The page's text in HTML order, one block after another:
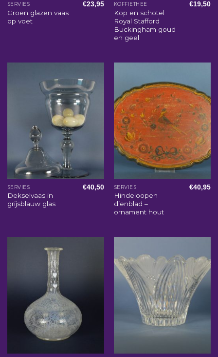
SERVIES
Groen glazen vaas
op voet
€23,95 KOFFIETHEE
Kop en schotel
Royal Stafford
Buckingham goud
en geel
€19,50
SERVIES
Dekselvaas in
grijsblauw glas
€40,50 SERVIES
Hindeloopen
dienblad –
ornament hout
€40,95